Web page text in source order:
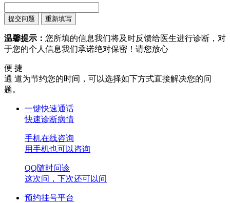
温馨提示： 您所填的信息我们将及时反馈给医生进行诊断，对
于您的个人信息我们承诺绝对保密！请您放心
便 捷
通 道为节约您的时间，可以选择如下方式直接解决您的问
题。
一键快速通话
快速诊断病情
手机在线咨询
用手机也可以咨询
QQ随时问诊
这次问，下次还可以问
预约挂号平台